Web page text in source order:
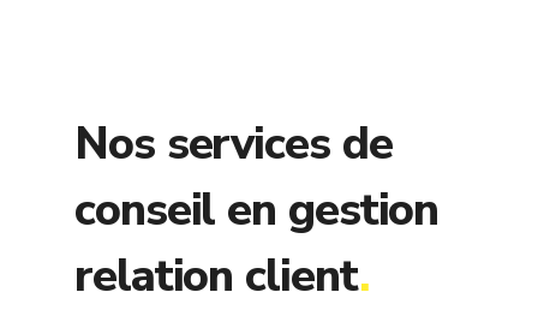
Nos services de
conseil en gestion
relation client
.